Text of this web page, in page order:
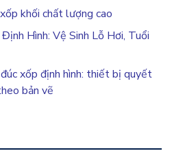
khối chất lượng cao
Hình: Vệ Sinh Lỗ Hơi, Tuổi
xốp định hình: thiết bị quyết
bản vẽ